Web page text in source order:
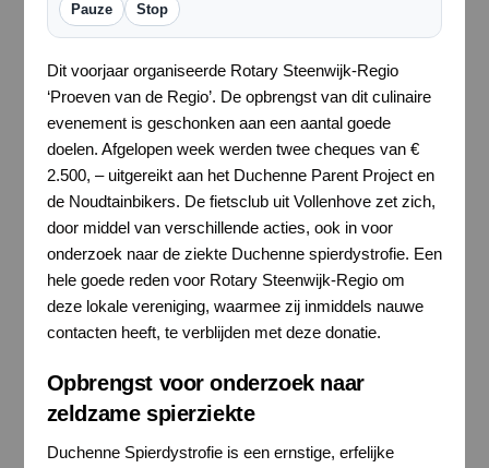
Pauze Stop
Dit voorjaar organiseerde Rotary Steenwijk-Regio
‘Proeven van de Regio’. De opbrengst van dit culinaire
evenement is geschonken aan een aantal goede
doelen. Afgelopen week werden twee cheques van €
2.500, – uitgereikt aan het Duchenne Parent Project en
de Noudtainbikers. De fietsclub uit Vollenhove zet zich,
door middel van verschillende acties, ook in voor
onderzoek naar de ziekte Duchenne spierdystrofie. Een
hele goede reden voor Rotary Steenwijk-Regio om
deze lokale vereniging, waarmee zij inmiddels nauwe
contacten heeft, te verblijden met deze donatie.
Opbrengst voor onderzoek naar
zeldzame spierziekte
Duchenne Spierdystrofie is een ernstige, erfelijke